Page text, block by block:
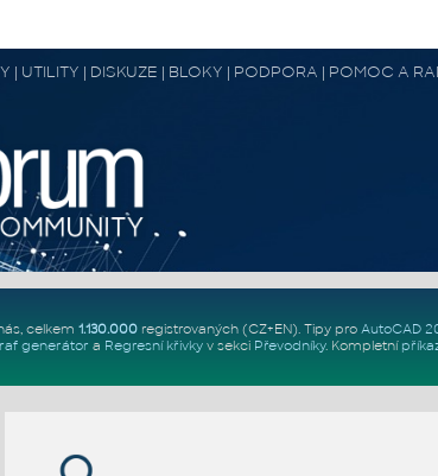
| UTILITY | DISKUZE | BLOKY | PODPORA | POMOC A
celkem 1.130.000registrovaných (CZ+EN). Tipy pro AutoCAD
generátor a Regresní křivkyv sekci Převodníky. Kompletní